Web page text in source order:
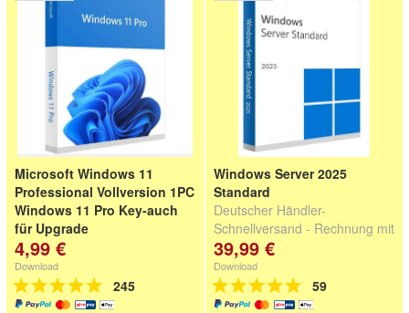
Microsoft Windows 11
Professional Vollversion 1PC
Windows 11 Pro Key-auch
für Upgrade
Deutscher Händler - 100%
Garantie - Rechnung mit 19%
MwSt
4,99 €
Download
245
Windows Server 2025
Standard
Deutscher Händler-
Schnellversand - Rechnung mit
MwSt
39,99 €
Download
59